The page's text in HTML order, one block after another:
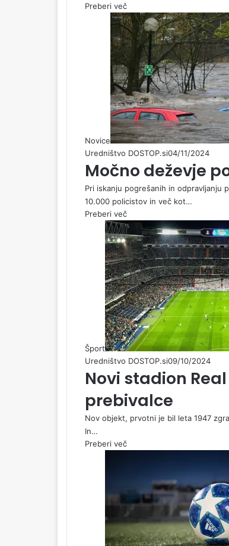
Preberi več
Novice
Uredništvo DOSTOP.si04/11/2024
Močno deževje
Pri iskanju pogrešanih in odpravljanju
10.000 policistov in več kot…
Preberi več
Šport
Uredništvo DOSTOP.si09/10/2024
Novi stadion
prebivalce
Nov objekt, prvotni je bil leta 1947
In…
Preberi več